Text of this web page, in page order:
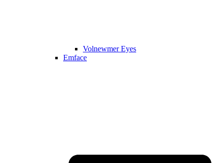
Volnewmer Eyes
Emface